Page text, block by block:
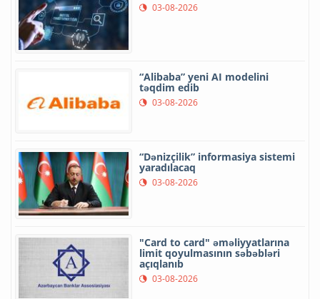
03-08-2026
“Alibaba” yeni AI modelini
təqdim edib
03-08-2026
“Dənizçilik” informasiya sistemi
yaradılacaq
03-08-2026
"Card to card" əməliyyatlarına
limit qoyulmasının səbəbləri
açıqlanıb
03-08-2026